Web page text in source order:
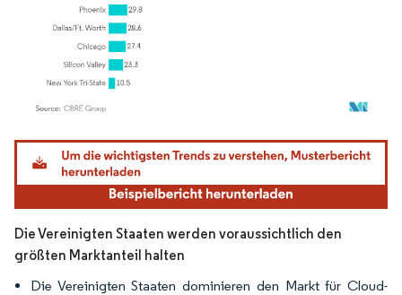
Bild © Mordor Intelligence. Wiederverwendung erfordert Namensnennung gemäß
Die Vereinigten Staaten werden voraussichtlich den
größten Marktanteil halten
Die Vereinigten Staaten dominieren den Markt für Cloud-